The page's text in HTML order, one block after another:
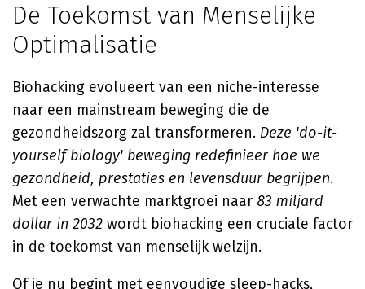
De Toekomst van Menselijke
Optimalisatie
Biohacking evolueert van een niche-interesse
naar een mainstream beweging die de
gezondheidszorg zal transformeren. Deze 'do-it-
yourself biology' beweging redefinieer hoe we
gezondheid, prestaties en levensduur begrijpen.
Met een verwachte marktgroei naar 83 miljard
dollar in 2032 wordt biohacking een cruciale factor
in de toekomst van menselijk welzijn.
Of je nu begint met eenvoudige sleep-hacks,